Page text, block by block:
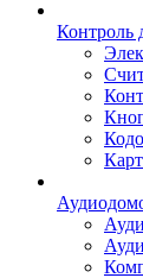
Контроль